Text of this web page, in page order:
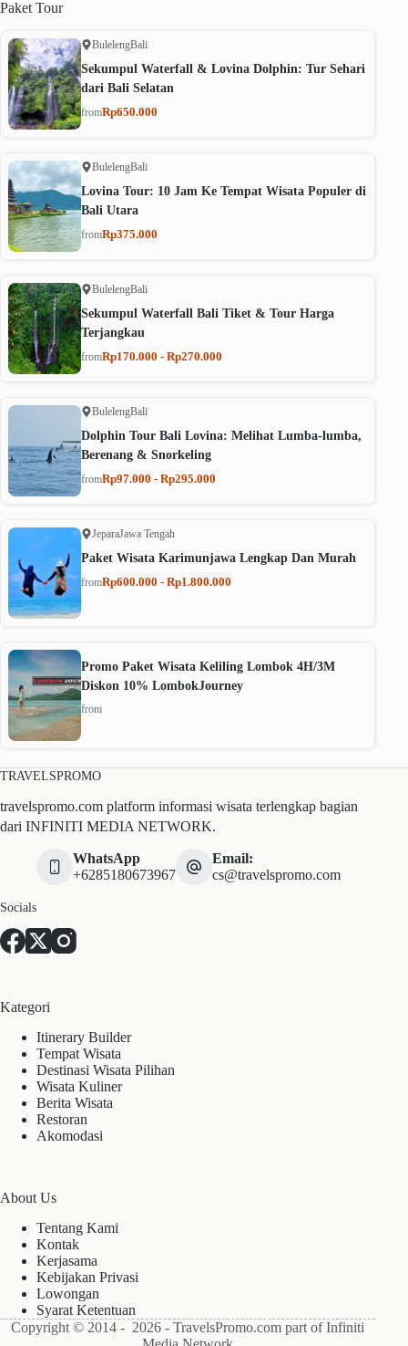
Paket Tour
BulelengBali
Sekumpul Waterfall & Lovina Dolphin: Tur Sehari
dari Bali Selatan
fromRp650.000
BulelengBali
Lovina Tour: 10 Jam Ke Tempat Wisata Populer di
Bali Utara
fromRp375.000
BulelengBali
Sekumpul Waterfall Bali Tiket & Tour Harga
Terjangkau
fromRp170.000 - Rp270.000
BulelengBali
Dolphin Tour Bali Lovina: Melihat Lumba-lumba,
Berenang & Snorkeling
fromRp97.000 - Rp295.000
JeparaJawa Tengah
Paket Wisata Karimunjawa Lengkap Dan Murah
fromRp600.000 - Rp1.800.000
Promo Paket Wisata Keliling Lombok 4H/3M
Diskon 10% LombokJourney
from
TRAVELSPROMO
travelspromo.com platform informasi wisata terlengkap bagian
dari INFINITI MEDIA NETWORK.
WhatsApp
+6285180673967
Email:
cs@travelspromo.com
Socials
Kategori
Itinerary Builder
Tempat Wisata
Destinasi Wisata Pilihan
Wisata Kuliner
Berita Wisata
Restoran
Akomodasi
About Us
Tentang Kami
Kontak
Kerjasama
Kebijakan Privasi
Lowongan
Syarat Ketentuan
Copyright © 2014 - 2026 - TravelsPromo.com part of Infiniti